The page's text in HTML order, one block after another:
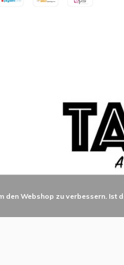
den Webshop zu verbessern. Ist